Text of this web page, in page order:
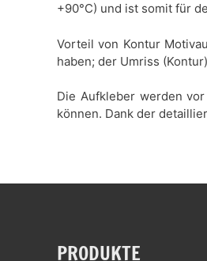
+90°C) und ist somit für
Vorteil von Kontur
haben; der Umriss
Die Aufkleber werden
können. Dank der
PRODUKTE